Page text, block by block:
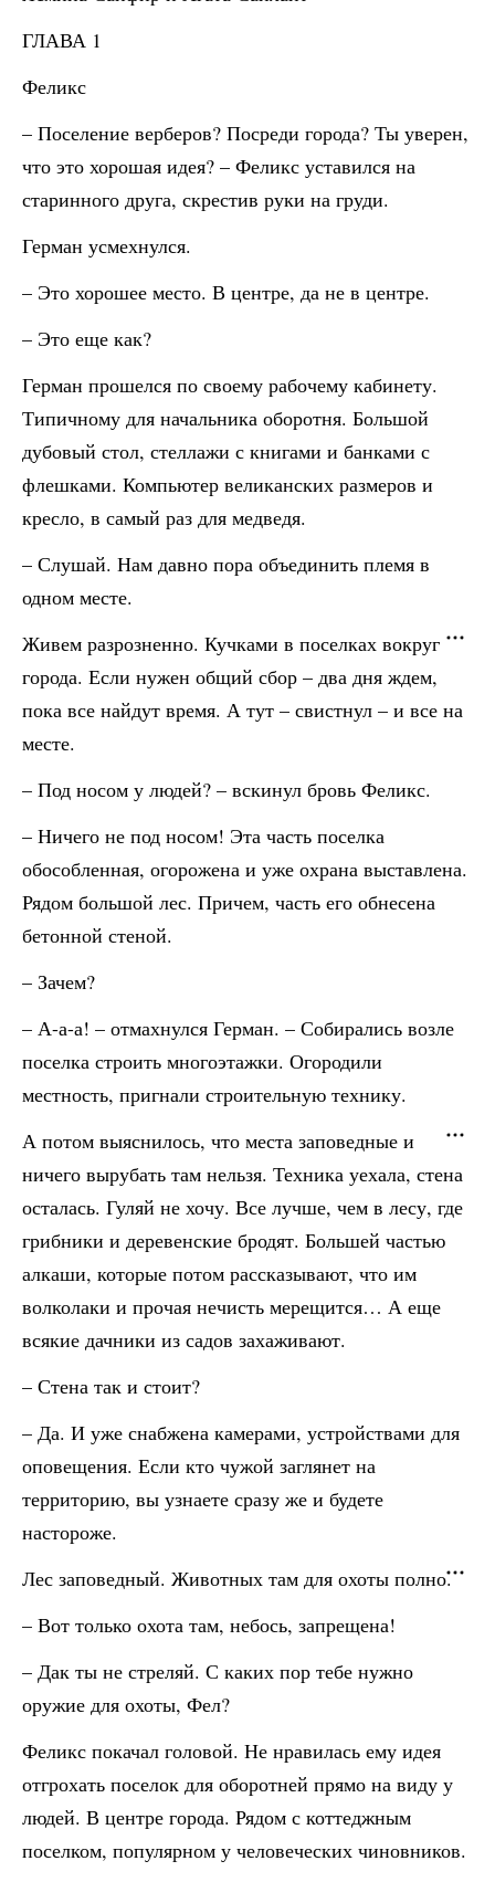
ГЛАВА 1
Феликс
– Поселение верберов? Посреди города? Ты уверен,
что это хорошая идея? – Феликс уставился на
старинного друга, скрестив руки на груди.
Герман усмехнулся.
– Это хорошее место. В центре, да не в центре.
– Это еще как?
Герман прошелся по своему рабочему кабинету.
Типичному для начальника оборотня. Большой
дубовый стол, стеллажи с книгами и банками с
флешками. Компьютер великанских размеров и
кресло, в самый раз для медведя.
– Слушай. Нам давно пора объединить племя в
одном месте.
Живем разрозненно. Кучками в поселках вокруг
города. Если нужен общий сбор – два дня ждем,
пока все найдут время. А тут – свистнул – и все на
месте.
– Под носом у людей? – вскинул бровь Феликс.
– Ничего не под носом! Эта часть поселка
обособленная, огорожена и уже охрана выставлена.
Рядом большой лес. Причем, часть его обнесена
бетонной стеной.
– Зачем?
– А-а-а! – отмахнулся Герман. – Собирались возле
поселка строить многоэтажки. Огородили
местность, пригнали строительную технику.
А потом выяснилось, что места заповедные и
ничего вырубать там нельзя. Техника уехала, стена
осталась. Гуляй не хочу. Все лучше, чем в лесу, где
грибники и деревенские бродят. Большей частью
алкаши, которые потом рассказывают, что им
волколаки и прочая нечисть мерещится… А еще
всякие дачники из садов захаживают.
– Стена так и стоит?
– Да. И уже снабжена камерами, устройствами для
оповещения. Если кто чужой заглянет на
территорию, вы узнаете сразу же и будете
настороже.
Лес заповедный. Животных там для охоты полно.
– Вот только охота там, небось, запрещена!
– Дак ты не стреляй. С каких пор тебе нужно
оружие для охоты, Фел?
Феликс покачал головой. Не нравилась ему идея
отгрохать поселок для оборотней прямо на виду у
людей. В центре города. Рядом с коттеджным
поселком, популярном у человеческих чиновников.